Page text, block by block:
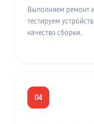
Выполняем ремонт
тестируем
качество сборки.
04